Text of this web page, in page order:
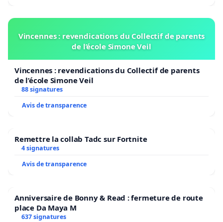
Vincennes : revendications du Collectif de parents
de l’école Simone Veil
Vincennes : revendications du Collectif de parents
de l’école Simone Veil
88 signatures
Avis de transparence
Remettre la collab Tadc sur Fortnite
4 signatures
Avis de transparence
Anniversaire de Bonny & Read : fermeture de route
place Da Maya M
637 signatures